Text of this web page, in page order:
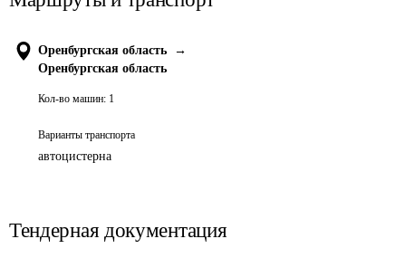
Оренбургская область
→
Оренбургская область
Кол-во машин: 1
Варианты транспорта
автоцистерна
Тендерная документация